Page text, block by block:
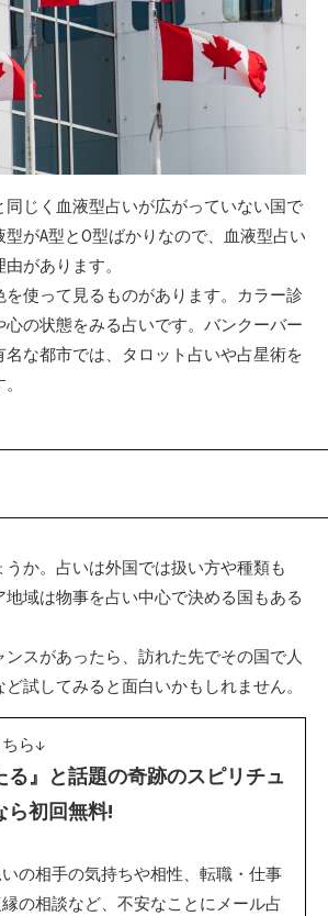
同じく血液型占いが広がっていない国で
がA型とO型ばかりなので、血液型占い
があります。
を使って見るものがあります。カラー診
の状態をみる占いです。バンクーバー
名な都市では、タロット占いや占星術を
か。占いは外国では扱い方や種類も
域は物事を占い中心で決める国もある
スがあったら、訪れた先でその国で人
試してみると面白いかもしれません。
ら↓
る』と話題の奇跡のスピリチュ
ら初回無料!
の相手の気持ちや相性、転職・仕事
の相談など、不安なことにメール占